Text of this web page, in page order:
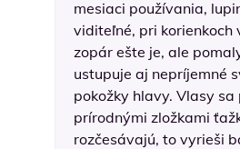
mesiaci používania,
viditeľné, pri korienkoch
zopár ešte je, ale
ustupuje aj nepríjemné
pokožky hlavy. Vlasy
prírodnými zložkami
rozčesávajú, to vyrieši